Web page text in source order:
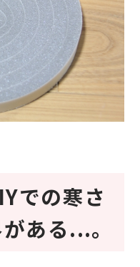
での寒さ
ある...。